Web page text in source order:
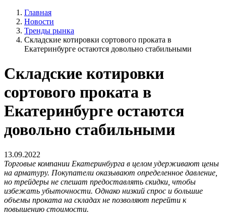
Главная
Новости
Тренды рынка
Складские котировки сортового проката в
Екатеринбурге остаются довольно стабильными
Складские котировки
сортового проката в
Екатеринбурге остаются
довольно стабильными
13.09.2022
Торговые компании Екатеринбурга в целом удерживают цены
на арматуру. Покупатели оказывают определенное давление,
но трейдеры не спешат предоставлять скидки, чтобы
избежать убыточности. Однако низкий спрос и большие
объемы проката на складах не позволяют перейти к
повышению стоимости.